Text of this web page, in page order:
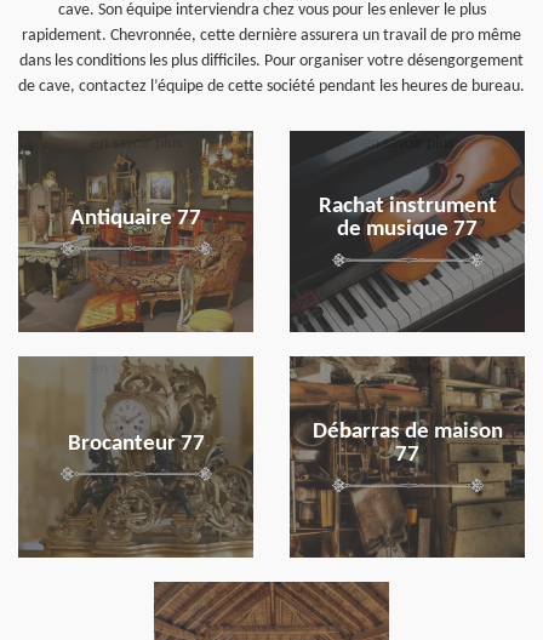
cave. Son équipe interviendra chez vous pour les enlever le plus
rapidement. Chevronnée, cette dernière assurera un travail de pro même
dans les conditions les plus difficiles. Pour organiser votre désengorgement
de cave, contactez l’équipe de cette société pendant les heures de bureau.
Antiquaire 77
en savoir plus
Rachat instrument
de musique 77
en savoir plus
Brocanteur 77
en savoir plus
Débarras de maison
77
en savoir plus
en savoir plus